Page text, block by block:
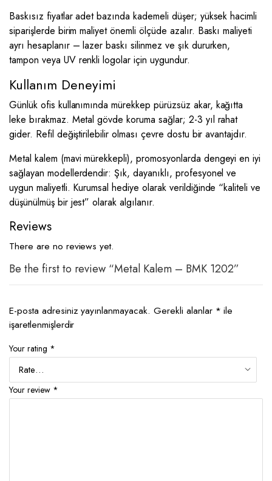
Baskısız fiyatlar adet bazında kademeli düşer; yüksek hacimli
siparişlerde birim maliyet önemli ölçüde azalır. Baskı maliyeti
ayrı hesaplanır – lazer baskı silinmez ve şık dururken,
tampon veya UV renkli logolar için uygundur.
Kullanım Deneyimi
Günlük ofis kullanımında mürekkep pürüzsüz akar, kağıtta
leke bırakmaz. Metal gövde koruma sağlar; 2-3 yıl rahat
gider. Refil değiştirilebilir olması çevre dostu bir avantajdır.
Metal kalem (mavi mürekkepli), promosyonlarda dengeyi en iyi
sağlayan modellerdendir: Şık, dayanıklı, profesyonel ve
uygun maliyetli. Kurumsal hediye olarak verildiğinde “kaliteli ve
düşünülmüş bir jest” olarak algılanır.
Reviews
There are no reviews yet.
Be the first to review “Metal Kalem – BMK 1202”
E-posta adresiniz yayınlanmayacak. Gerekli alanlar * ile
işaretlenmişlerdir
Your rating *
Your review *